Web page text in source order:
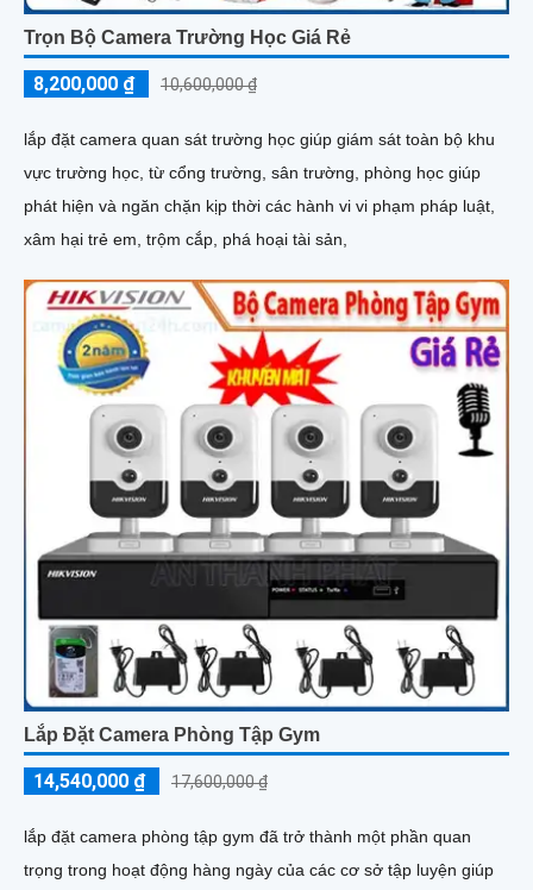
Trọn Bộ Camera Trường Học Giá Rẻ
8,200,000 ₫ 10,600,000 ₫
lắp đặt camera quan sát trường học giúp giám sát toàn bộ khu
vực trường học, từ cổng trường, sân trường, phòng học giúp
phát hiện và ngăn chặn kịp thời các hành vi vi phạm pháp luật,
xâm hại trẻ em, trộm cắp, phá hoại tài sản,
Lắp Đặt Camera Phòng Tập Gym
14,540,000 ₫ 17,600,000 ₫
lắp đặt camera phòng tập gym đã trở thành một phần quan
trọng trong hoạt động hàng ngày của các cơ sở tập luyện giúp